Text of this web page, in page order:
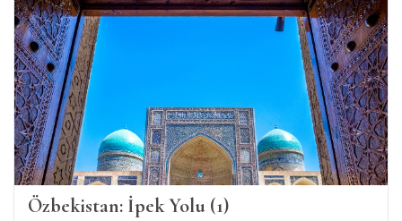
Özbekistan: İpek Yolu (1)